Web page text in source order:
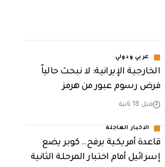
عربي ودولي
الخارجية الإيرانية: لا نبحث حالياً
فرض رسوم عبور من هرمز
قبل 18 ثانية
الاخبار العاجلة
قاعدة أمريكية برفح.. كوبر يضع
إسرائيل أمام اختبار المرحلة الثانية